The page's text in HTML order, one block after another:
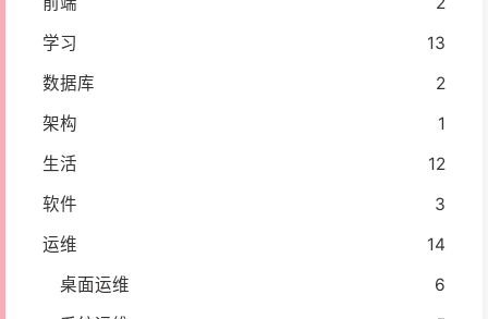
学习
13
数据库
2
架构
1
生活
12
软件
3
运维
14
桌面运维
6